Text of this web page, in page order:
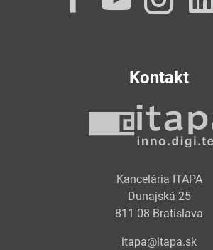
Kontakt
Kancelária ITAPA
Dunajská 25
811 08 Bratislava
itapa@itapa.sk